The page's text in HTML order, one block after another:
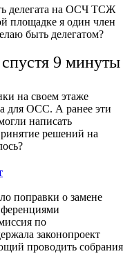
делегата на ОСЧ ТСЖ
площадке я один член
быть делегатом?
9 минуты
на своем этаже
для ОСС. А ранее эти
написать
решений на
поправки о замене
по
законопроект
проводить собрания